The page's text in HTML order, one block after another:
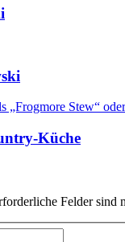
Küche
Felder sind